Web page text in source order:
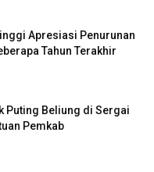
Apresiasi Penurunan
Tahun Terakhir
Puting Beliung di Sergai
Pemkab